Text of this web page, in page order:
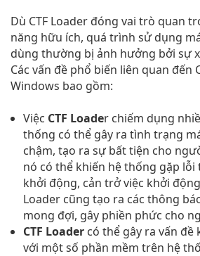
Dù CTF Loader đóng vai trò quan
năng hữu ích, quá trình sử dụng
dùng thường bị ảnh hưởng bởi sự
Các vấn đề phổ biến liên quan đến
Windows bao gồm:
Việc CTF Loader chiếm dụng
thống có thể gây ra tình trạng
chậm, tạo ra sự bất tiện cho
nó có thể khiến hệ thống gặp
khởi động, cản trở việc khởi
Loader cũng tạo ra các thông
mong đợi, gây phiền phức cho
CTF Loader có thể gây ra vấn
với một số phần mềm trên hệ